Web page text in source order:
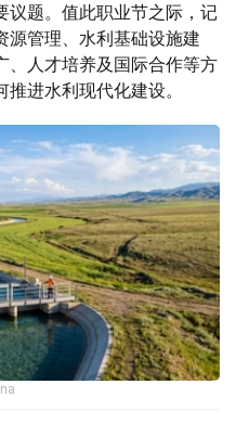
议题。值此职业节之际，记
源管理、水利基础设施建
、人才培养及国际合作等方
进水利现代化建设。